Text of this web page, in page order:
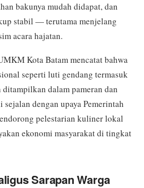
bakunya mudah didapat, dan
stabil — terutama menjelang
acara hajatan.
Kota Batam mencatat bahwa
seperti luti gendang termasuk
dalam pameran dan
dengan upaya Pemerintah
pelestarian kuliner lokal
ekonomi masyarakat di tingkat
Sarapan Warga